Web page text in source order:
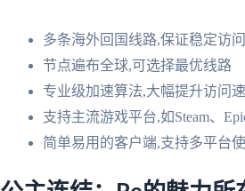
多条海外回国线路,保证稳定访问
节点遍布全球,可选择最优线路
专业级加速算法,大幅提升访问
支持主流游戏平台,如Steam、
简单易用的客户端,支持多平台